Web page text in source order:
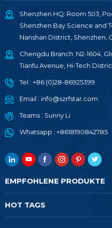
Shenzhen HQ: Room 503,
Shenzhen Bay Science and
Nanshan District, Shenzhen,
Chengdu Branch: N2-1604,
Tianfu Avenue, Hi-Tech
Tel : +86 (0)28-86925399
Email : info@szrfstar.com
Teams : Sunny Li
Whatsapp : +8618190842785
EMPFOHLENE PRODUKTE
HOT TAGS